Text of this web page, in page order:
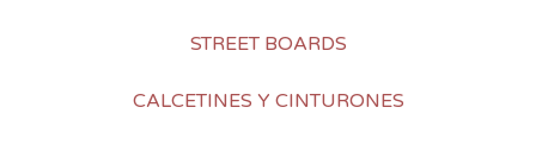
STREET BOARDS
CALCETINES Y CINTURONES